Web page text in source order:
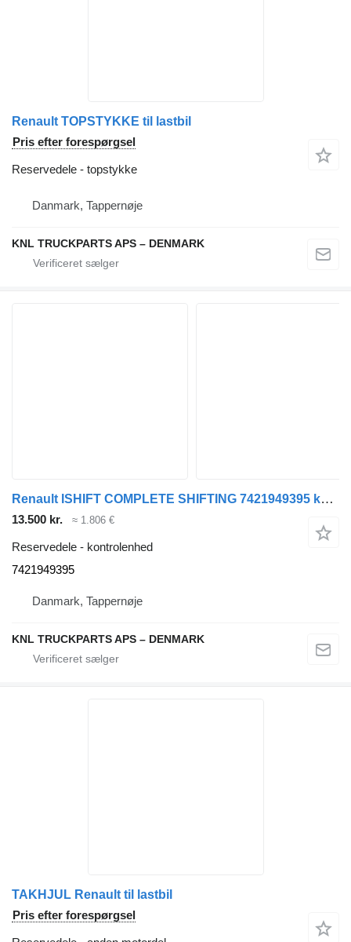
Renault TOPSTYKKE til lastbil
Pris efter forespørgsel
Reservedele - topstykke
Danmark, Tappernøje
KNL TRUCKPARTS APS – DENMARK
Renault ISHIFT COMPLETE SHIFTING 7421949395 kontrolenhed til lastbil
13.500 kr. ≈ 1.806 €
Reservedele - kontrolenhed
7421949395
Danmark, Tappernøje
KNL TRUCKPARTS APS – DENMARK
TAKHJUL Renault til lastbil
Pris efter forespørgsel